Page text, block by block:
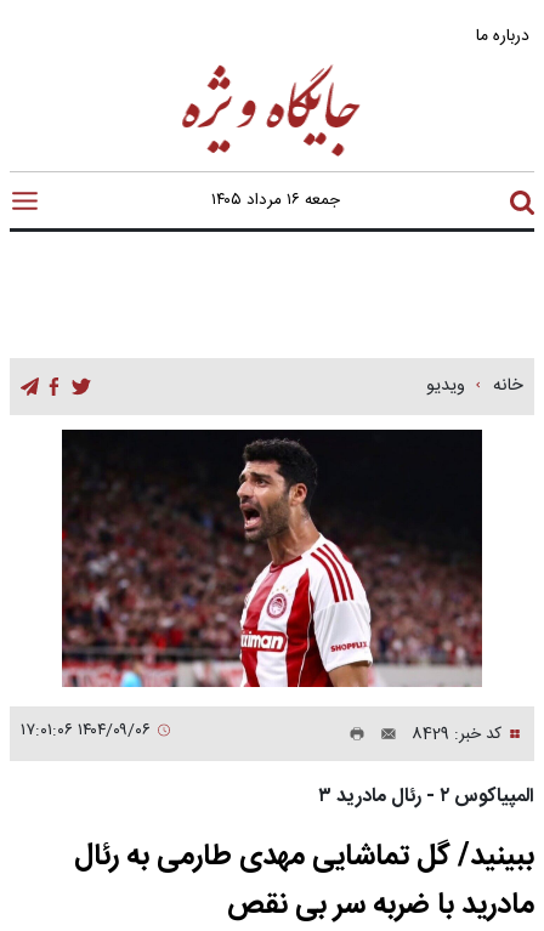
درباره ما
جمعه ۱۶ مرداد ۱۴۰۵
خانه ویدیو
کد خبر: 8429
المپیاکوس ۲ - رئال مادرید ۳
ببینید/ گل تماشایی مهدی طارمی به رئال
مادرید با ضربه سر بی نقص